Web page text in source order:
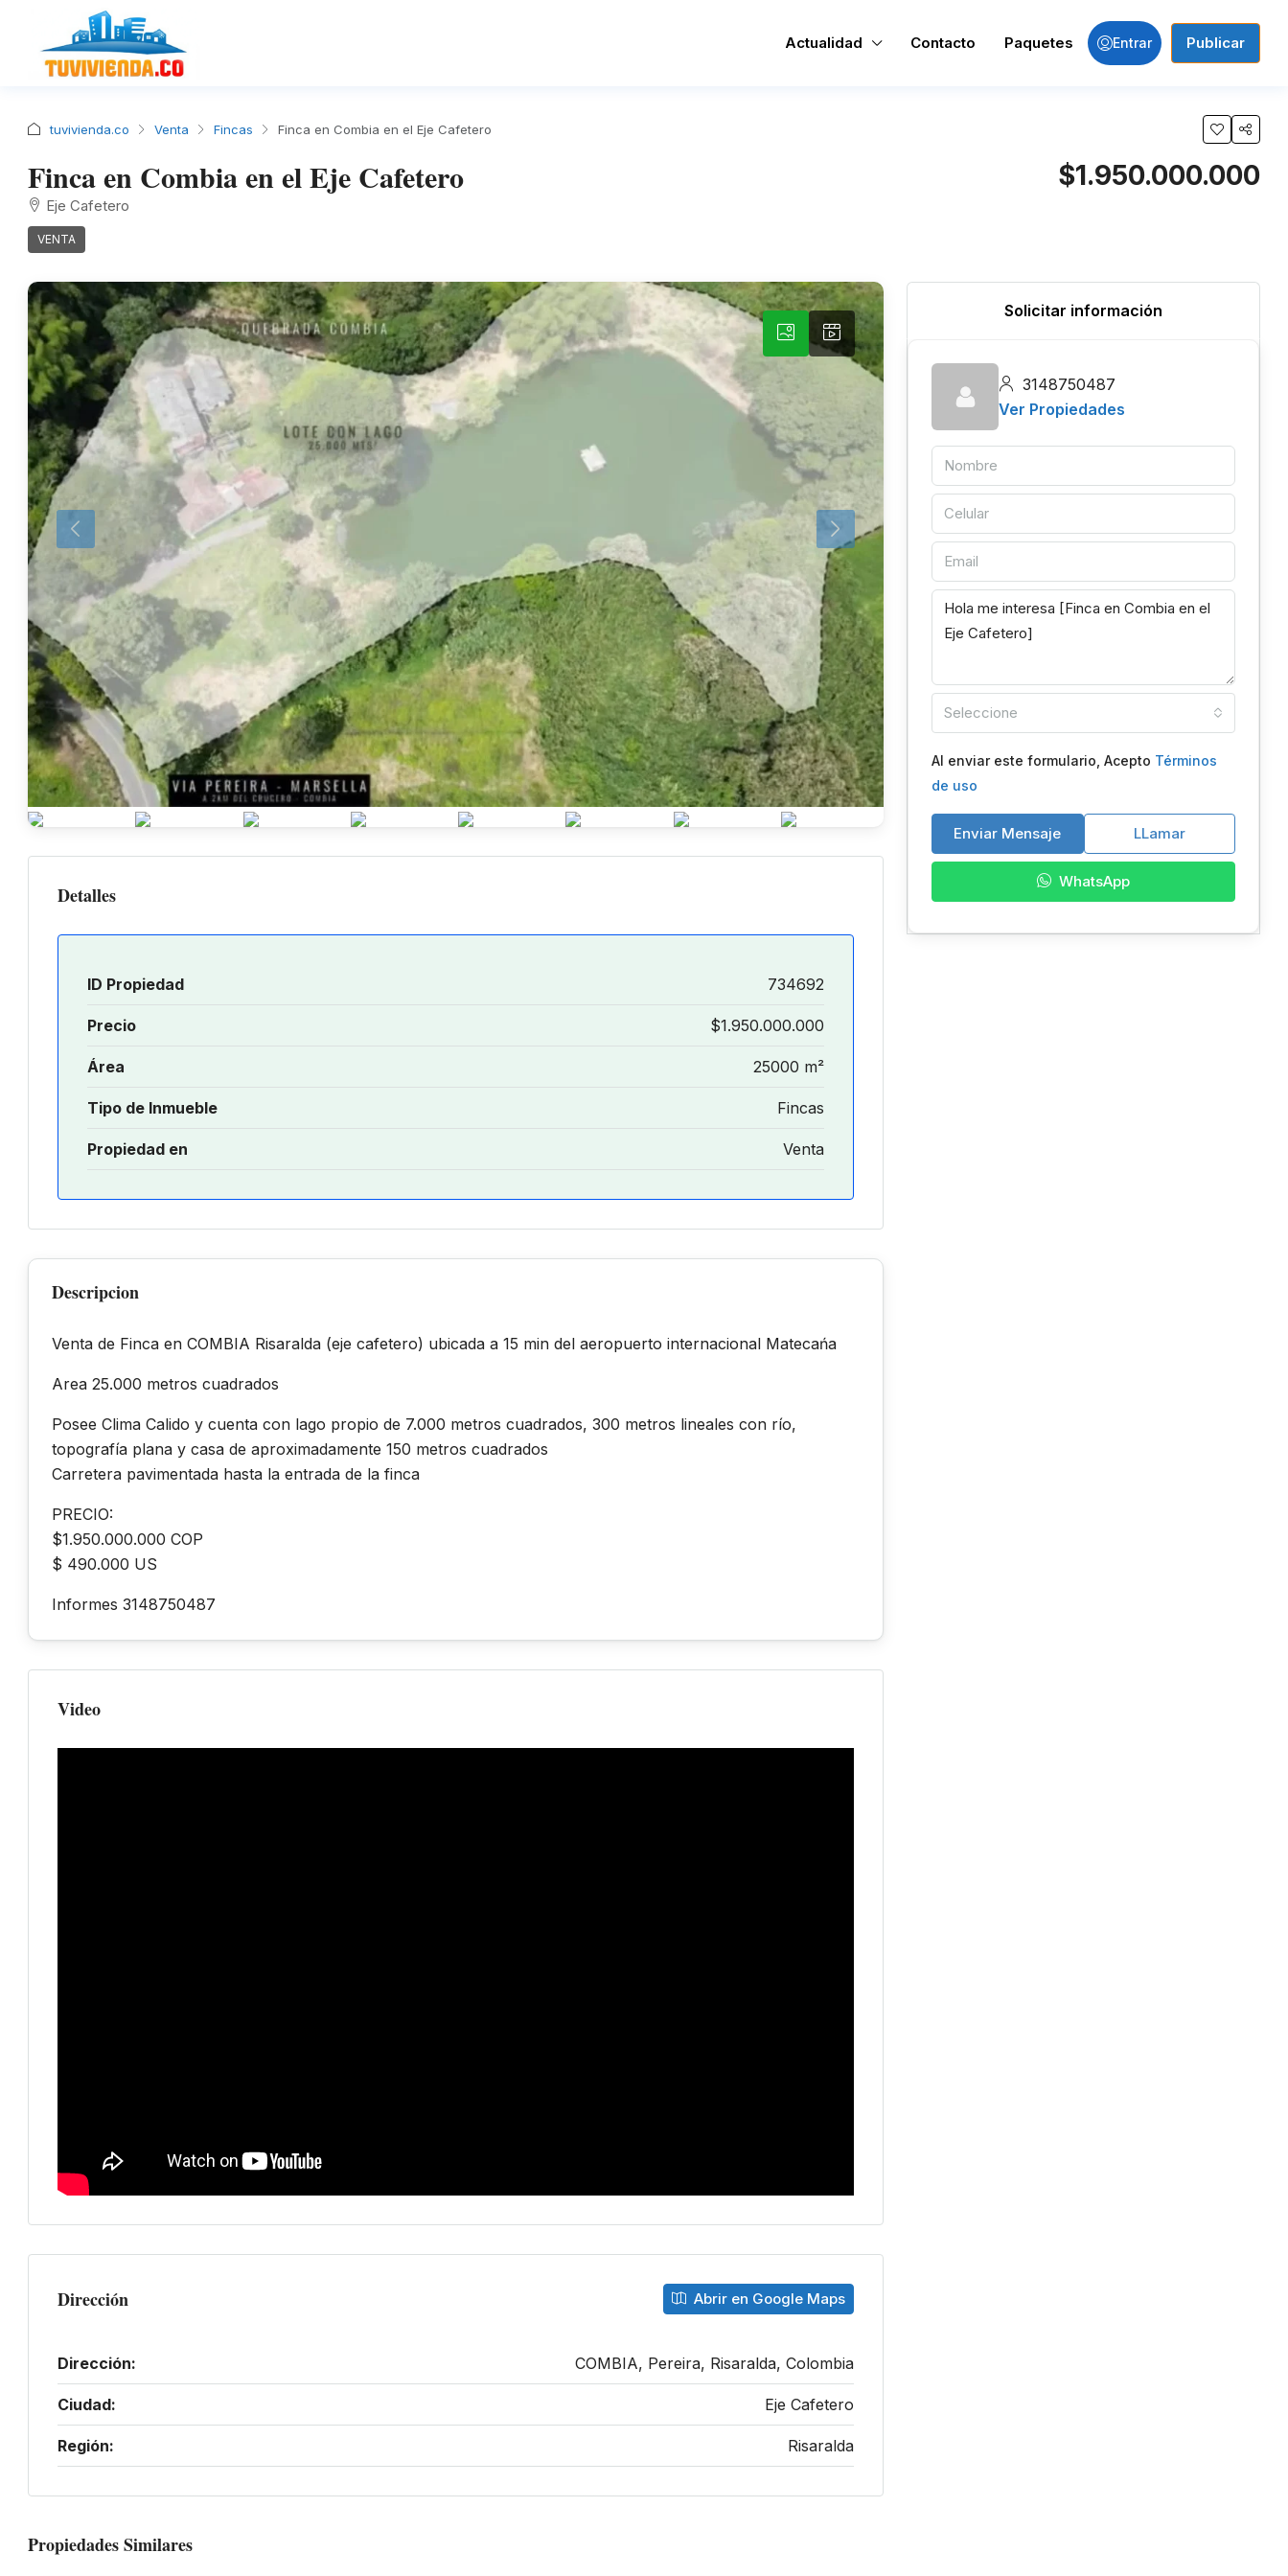
Actualidad Contacto Paquetes Entrar Publicar
tuvivienda.co Venta Fincas Finca en Combia en el Eje Cafetero
Finca en Combia en el Eje Cafetero
Eje Cafetero
VENTA
$1.950.000.000
Detalles
ID Propiedad 734692
Precio $1.950.000.000
Área 25000 m²
Tipo de Inmueble Fincas
Propiedad en Venta
Descripcion
Venta de Finca en COMBIA Risaralda (eje cafetero) ubicada a 15 min del aeropuerto internacional Matecańa
Area 25.000 metros cuadrados
Posee Clima Calido y cuenta con lago propio de 7.000 metros cuadrados, 300 metros lineales con río,
topografía plana y casa de aproximadamente 150 metros cuadrados
⁠Carretera pavimentada hasta la entrada de la finca
PRECIO:
$1.950.000.000 COP
⁠$ 490.000 US
Informes 3148750487
Video
Dirección Abrir en Google Maps
Dirección: COMBIA, Pereira, Risaralda, Colombia
Ciudad: Eje Cafetero
Región: Risaralda
Propiedades Similares
Solicitar información
3148750487
Ver Propiedades
Seleccione
Al enviar este formulario, Acepto Términos
de uso
Enviar Mensaje LLamar
WhatsApp